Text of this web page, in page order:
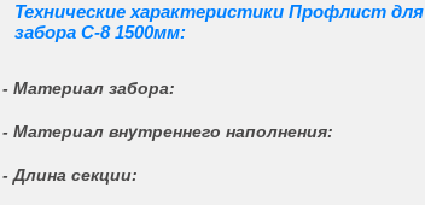
Технические характеристики Профлист для
забора С-8 1500мм:
- Материал забора:
- Материал внутреннего наполнения:
- Длина секции: